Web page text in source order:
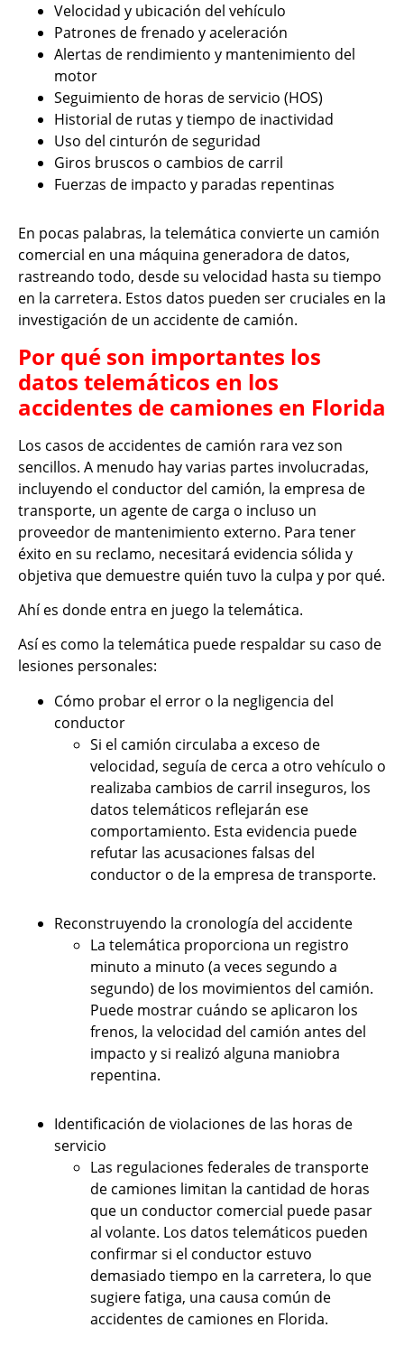
Velocidad y ubicación del vehículo
Patrones de frenado y aceleración
Alertas de rendimiento y mantenimiento del
motor
Seguimiento de horas de servicio (HOS)
Historial de rutas y tiempo de inactividad
Uso del cinturón de seguridad
Giros bruscos o cambios de carril
Fuerzas de impacto y paradas repentinas
En pocas palabras, la telemática convierte un camión
comercial en una máquina generadora de datos,
rastreando todo, desde su velocidad hasta su tiempo
en la carretera. Estos datos pueden ser cruciales en la
investigación de un accidente de camión.
Por qué son importantes los
datos telemáticos en los
accidentes de camiones en Florida
Los casos de accidentes de camión rara vez son
sencillos. A menudo hay varias partes involucradas,
incluyendo el conductor del camión, la empresa de
transporte, un agente de carga o incluso un
proveedor de mantenimiento externo. Para tener
éxito en su reclamo, necesitará evidencia sólida y
objetiva que demuestre quién tuvo la culpa y por qué.
Ahí es donde entra en juego la telemática.
Así es como la telemática puede respaldar su caso de
lesiones personales:
Cómo probar el error o la negligencia del
conductor
Si el camión circulaba a exceso de
velocidad, seguía de cerca a otro vehículo o
realizaba cambios de carril inseguros, los
datos telemáticos reflejarán ese
comportamiento. Esta evidencia puede
refutar las acusaciones falsas del
conductor o de la empresa de transporte.
Reconstruyendo la cronología del accidente
La telemática proporciona un registro
minuto a minuto (a veces segundo a
segundo) de los movimientos del camión.
Puede mostrar cuándo se aplicaron los
frenos, la velocidad del camión antes del
impacto y si realizó alguna maniobra
repentina.
Identificación de violaciones de las horas de
servicio
Las regulaciones federales de transporte
de camiones limitan la cantidad de horas
que un conductor comercial puede pasar
al volante. Los datos telemáticos pueden
confirmar si el conductor estuvo
demasiado tiempo en la carretera, lo que
sugiere fatiga, una causa común de
accidentes de camiones en Florida.